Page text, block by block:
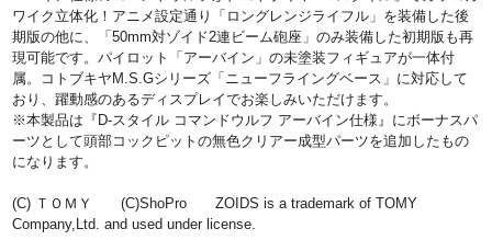
ワイク立体化！アニメ設定通り「ロングレンジライフル」を装備した後
期版の他に、「50mm対ゾイド2連ビーム砲座」のみ装備した初期版も再
現可能です。パイロット「アーバイン」の未塗装フィギュアが一体付
属。コトブキヤM.S.Gシリーズ「ニューフライングベース」に対応して
おり、躍動感のあるディスプレイでお楽しみいただけます。
※本製品は『D-スタイル コマンドウルフ アーバイン仕様』にボーナスパ
ーツとして頭部コックピットの無色クリアー成型パーツを追加したもの
になります。
(C) ＴＯＭＹ (C)ShoPro ZOIDS is a trademark of TOMY
Company,Ltd. and used under license.